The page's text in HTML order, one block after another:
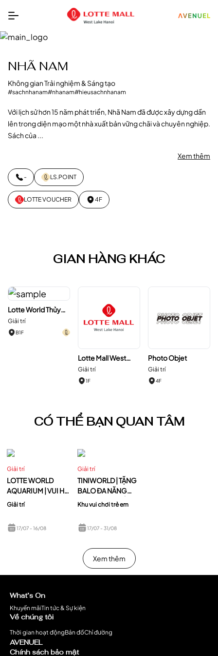
NHÃ NAM
Không gian Trải nghiệm & Sáng tạo
#sachnhanam#nhanam#hieusachnhanam
Với lịch sử hơn 15 năm phát triển, Nhã Nam đã được xây dựng dần
lên trong diện mạo một nhà xuất bản vững chãi và chuyên nghiệp.
Sách của ...
Xem thêm
- LS.POINT
LOTTE VOUCHER 4F
GIAN HÀNG KHÁC
Lotte World Thủy
Cung Hà Nội
Giải trí
B1F
Lotte Mall West
Lake Hanoi
Giải trí
1F
Photo Objet
Giải trí
4F
CÓ THỂ BẠN QUAN TÂM
Giải trí
LOTTE WORLD
AQUARIUM | VUI HÈ
ĐẠI DƯƠNG – RINH
KHI BẤM TRÚNG
6:83s
Giải trí
17/07- 16/08
Giải trí
TINIWORLD | TẶNG
BALO ĐA NĂNG
TIỆN LỢI – CHỐNG
Khu vui chơi trẻ em
17/07- 31/08
Xem thêm
What’s On
Khuyến mãiTin tức & Sự kiện
Về chúng tôi
Thời gian hoạt độngBản đồChỉ đường
AVENUEL
Chính sách bảo mật